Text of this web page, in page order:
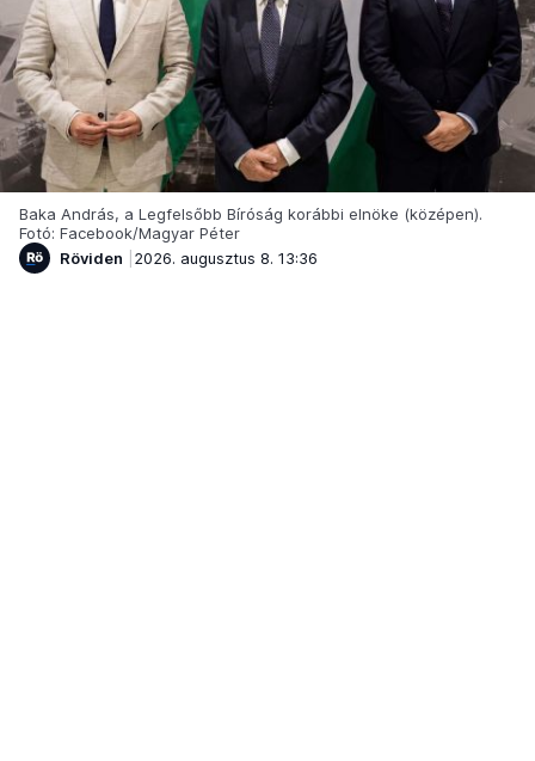
Baka András, a Legfelsőbb Bíróság korábbi elnöke (középen).
Fotó: Facebook/Magyar Péter
Röviden
2026. augusztus 8. 13:36